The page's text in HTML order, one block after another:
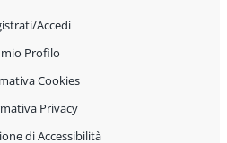
Accedi
Profilo
Cookies
Privacy
di Accessibilità